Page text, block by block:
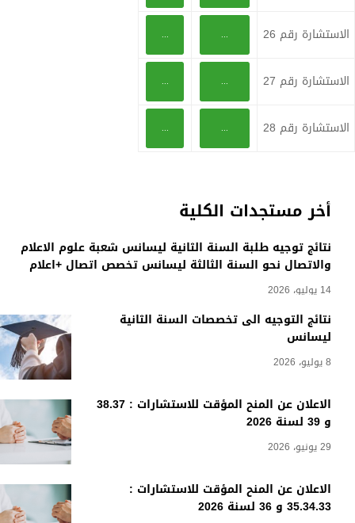
أخر مستجدات الكلية
نتائج توجيه طلبة السنة الثانية ليسانس شعبة علوم الاعلام
والاتصال نحو السنة الثالثة ليسانس تخصص اتصال +اعلام
14 يوليو، 2026
نتائج التوجيه الى تخصصات السنة الثانية
ليسانس
8 يوليو، 2026
الاعلان عن المنح المؤقت للاستشارات : 38.37
و 39 لسنة 2026
29 يونيو، 2026
الاعلان عن المنح المؤقت للاستشارات :
35.34.33 و 36 لسنة 2026
الاستشارة رقم 26 ...
...
الاستشارة رقم 27 ...
...
الاستشارة رقم 28 ...
...